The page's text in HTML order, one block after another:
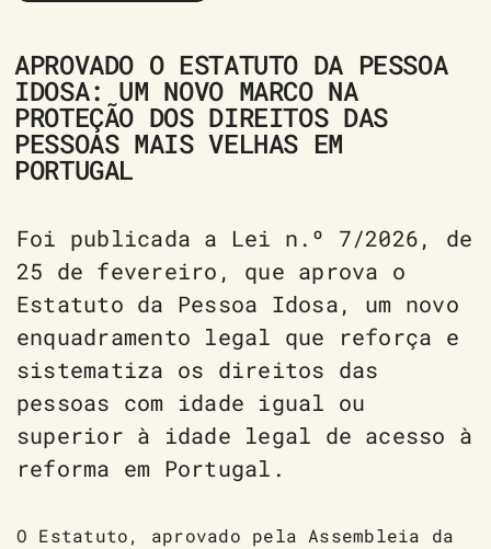
APROVADO O ESTATUTO DA PESSOA
IDOSA: UM NOVO MARCO NA
PROTEÇÃO DOS DIREITOS DAS
PESSOAS MAIS VELHAS EM
PORTUGAL
Foi publicada a Lei n.º 7/2026, de
25 de fevereiro, que aprova o
Estatuto da Pessoa Idosa, um novo
enquadramento legal que reforça e
sistematiza os direitos das
pessoas com idade igual ou
superior à idade legal de acesso à
reforma em Portugal.
O Estatuto, aprovado pela Assembleia da